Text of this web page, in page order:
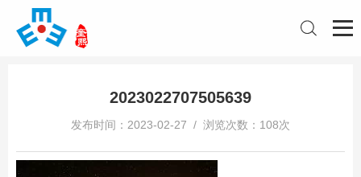
2023022707505639
发布时间：2023-02-27 / 浏览次数：108次